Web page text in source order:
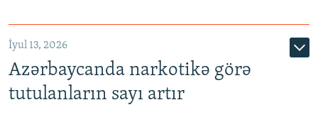
İyul 13, 2026
Azərbaycanda narkotikə görə
tutulanların sayı artır